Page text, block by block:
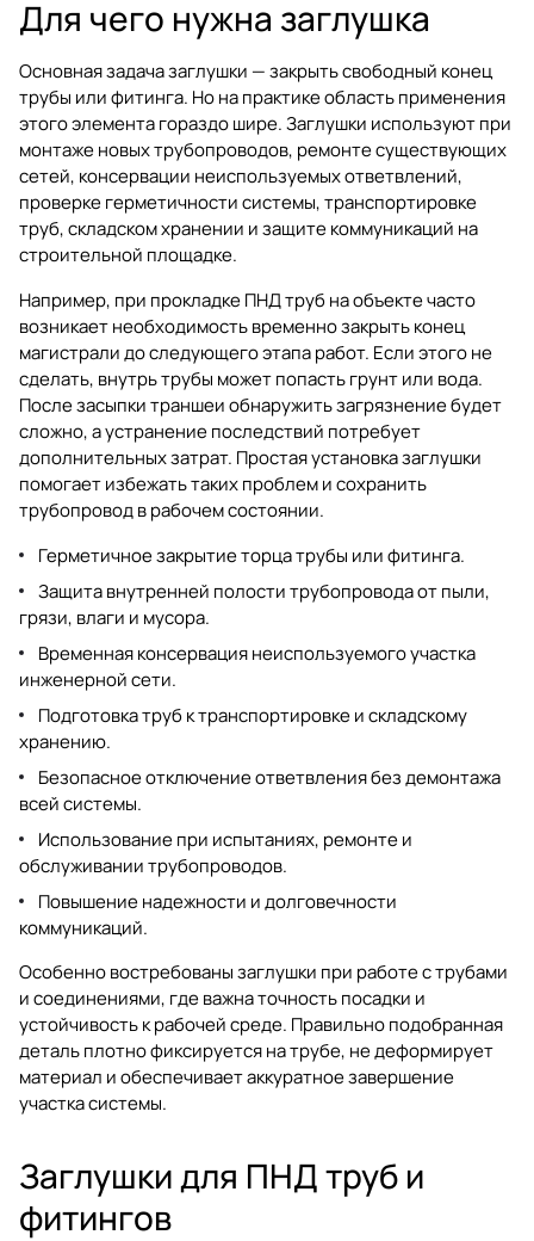
Для чего нужна заглушка
Основная задача заглушки — закрыть свободный конец
трубы или фитинга. Но на практике область применения
этого элемента гораздо шире. Заглушки используют при
монтаже новых трубопроводов, ремонте существующих
сетей, консервации неиспользуемых ответвлений,
проверке герметичности системы, транспортировке
труб, складском хранении и защите коммуникаций на
строительной площадке.
Например, при прокладке ПНД труб на объекте часто
возникает необходимость временно закрыть конец
магистрали до следующего этапа работ. Если этого не
сделать, внутрь трубы может попасть грунт или вода.
После засыпки траншеи обнаружить загрязнение будет
сложно, а устранение последствий потребует
дополнительных затрат. Простая установка заглушки
помогает избежать таких проблем и сохранить
трубопровод в рабочем состоянии.
Герметичное закрытие торца трубы или фитинга.
Защита внутренней полости трубопровода от пыли,
грязи, влаги и мусора.
Временная консервация неиспользуемого участка
инженерной сети.
Подготовка труб к транспортировке и складскому
хранению.
Безопасное отключение ответвления без демонтажа
всей системы.
Использование при испытаниях, ремонте и
обслуживании трубопроводов.
Повышение надежности и долговечности
коммуникаций.
Особенно востребованы заглушки при работе струбами
и соединениями, где важна точность посадки и
устойчивость к рабочей среде. Правильно подобранная
деталь плотно фиксируется на трубе, не деформирует
материал и обеспечивает аккуратное завершение
участка системы.
Заглушки для ПНД труб и
фитингов